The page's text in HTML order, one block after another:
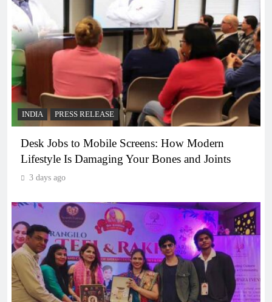
INDIA PRESS RELEASE
Desk Jobs to Mobile Screens: How Modern
Lifestyle Is Damaging Your Bones and Joints
3 days ago